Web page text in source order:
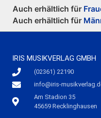
Auch erhältlich für
Auch erhältlich für
IRIS MUSIKVERLAG GMBH
(02361) 22190
info@iris-
Am Stadion 35
45659 Recklinghausen